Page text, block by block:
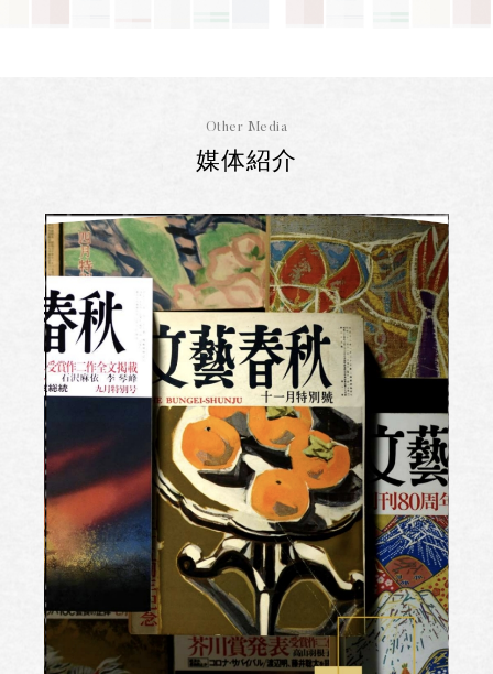
Other Media
媒体紹介